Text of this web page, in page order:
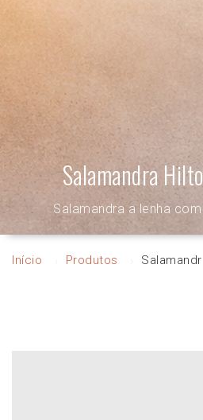
Salamandra
Salamandra a lenha
Início Produtos